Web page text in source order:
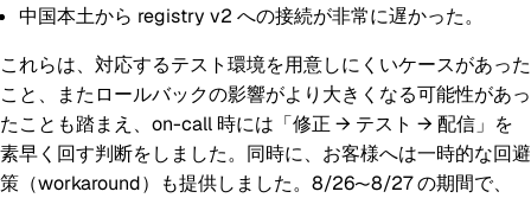
中国本土から registry v2 への接続が非常に遅かった。
これらは、対応するテスト環境を用意しにくいケースがあった
こと、またロールバックの影響がより大きくなる可能性があっ
たことも踏まえ、on-call 時には「修正 → テスト → 配信」を
素早く回す判断をしました。同時に、お客様へは一時的な回避
策（workaround）も提供しました。8/26〜8/27 の期間で、